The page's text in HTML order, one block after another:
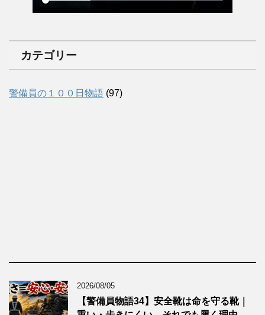
カテゴリー
警備員の１００日物語 (97)
2026/08/05
【警備員物語34】安全靴は命を守る靴｜